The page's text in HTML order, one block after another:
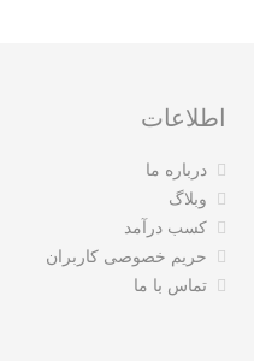
اطلاعات
درباره ما
وبلاگ
کسب درآمد
حریم خصوصی کاربران
تماس با ما